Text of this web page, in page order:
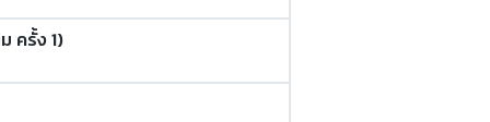
ครั้ง 1)